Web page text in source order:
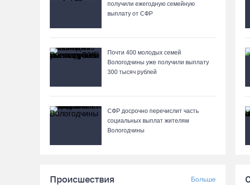
получили ежегодную семейную
выплату от СФР
Почти 400 молодых семей
Вологодчины уже получили выплату
300 тысяч рублей
СФР досрочно перечислит часть
социальных выплат жителям
Вологодчины
Происшествия Больше